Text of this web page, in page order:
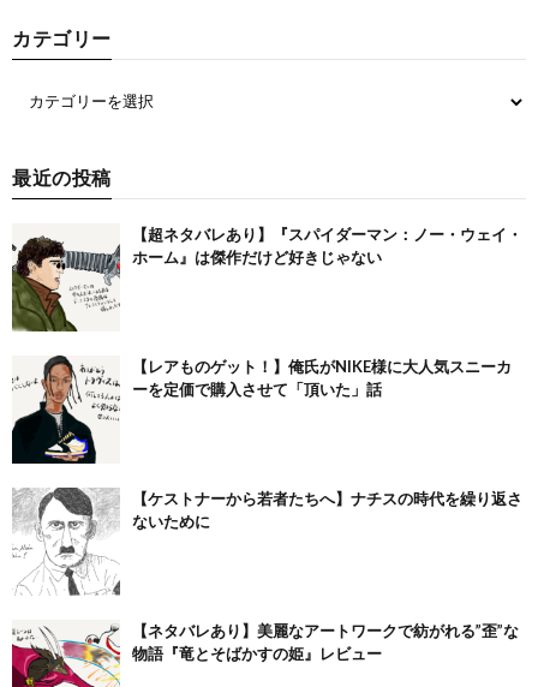
カテゴリー
最近の投稿
【超ネタバレあり】『スパイダーマン：ノー・ウェイ・
ホーム』は傑作だけど好きじゃない
【レアものゲット！】俺氏がNIKE様に大人気スニーカ
ーを定価で購入させて「頂いた」話
【ケストナーから若者たちへ】ナチスの時代を繰り返さ
ないために
【ネタバレあり】美麗なアートワークで紡がれる”歪”な
物語『竜とそばかすの姫』レビュー